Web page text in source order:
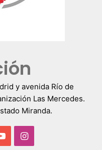
y avenida Río de
Las Mercedes.
Miranda.
YouTubeInstagram